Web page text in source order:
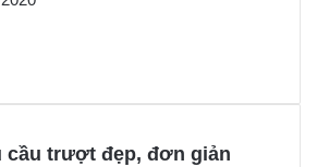
cầu trượt đẹp, đơn giản